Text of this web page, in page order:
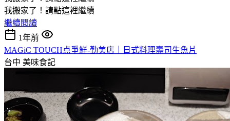
我搬家了！請點這裡繼續
繼續閱讀
1年前
MAGiC TOUCH点爭鮮-勤美店｜日式料理壽司生魚片
台中 美味食記